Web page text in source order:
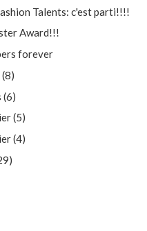
Talents: c'est parti!!!!
Award!!!
forever
(8)
(6)
(5)
(4)